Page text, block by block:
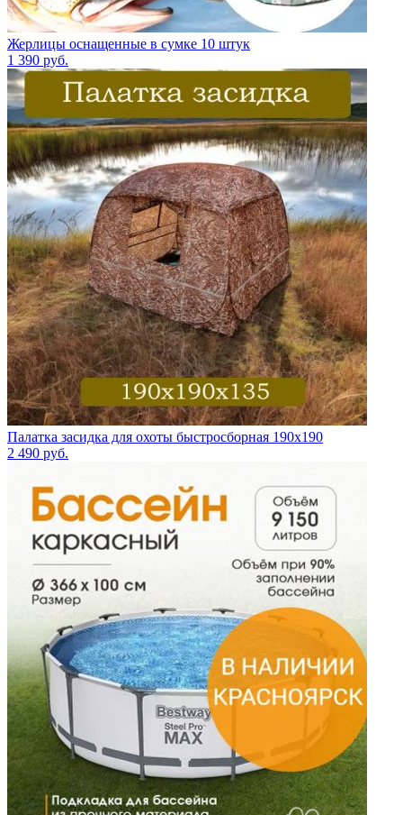
Жерлицы оснащенные в сумке 10 штук
1 390 руб.
Палатка засидка для охоты быстросборная 190х190
2 490 руб.